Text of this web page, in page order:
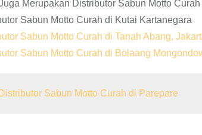
Merupakan Distributor Sabun Motto Curah
Sabun Motto Curah di Kutai Kartanegara
Sabun Motto Curah di Tanah Abang,
Sabun Motto Curah di Bolaang
Distributor Sabun Motto Curah di Parepare